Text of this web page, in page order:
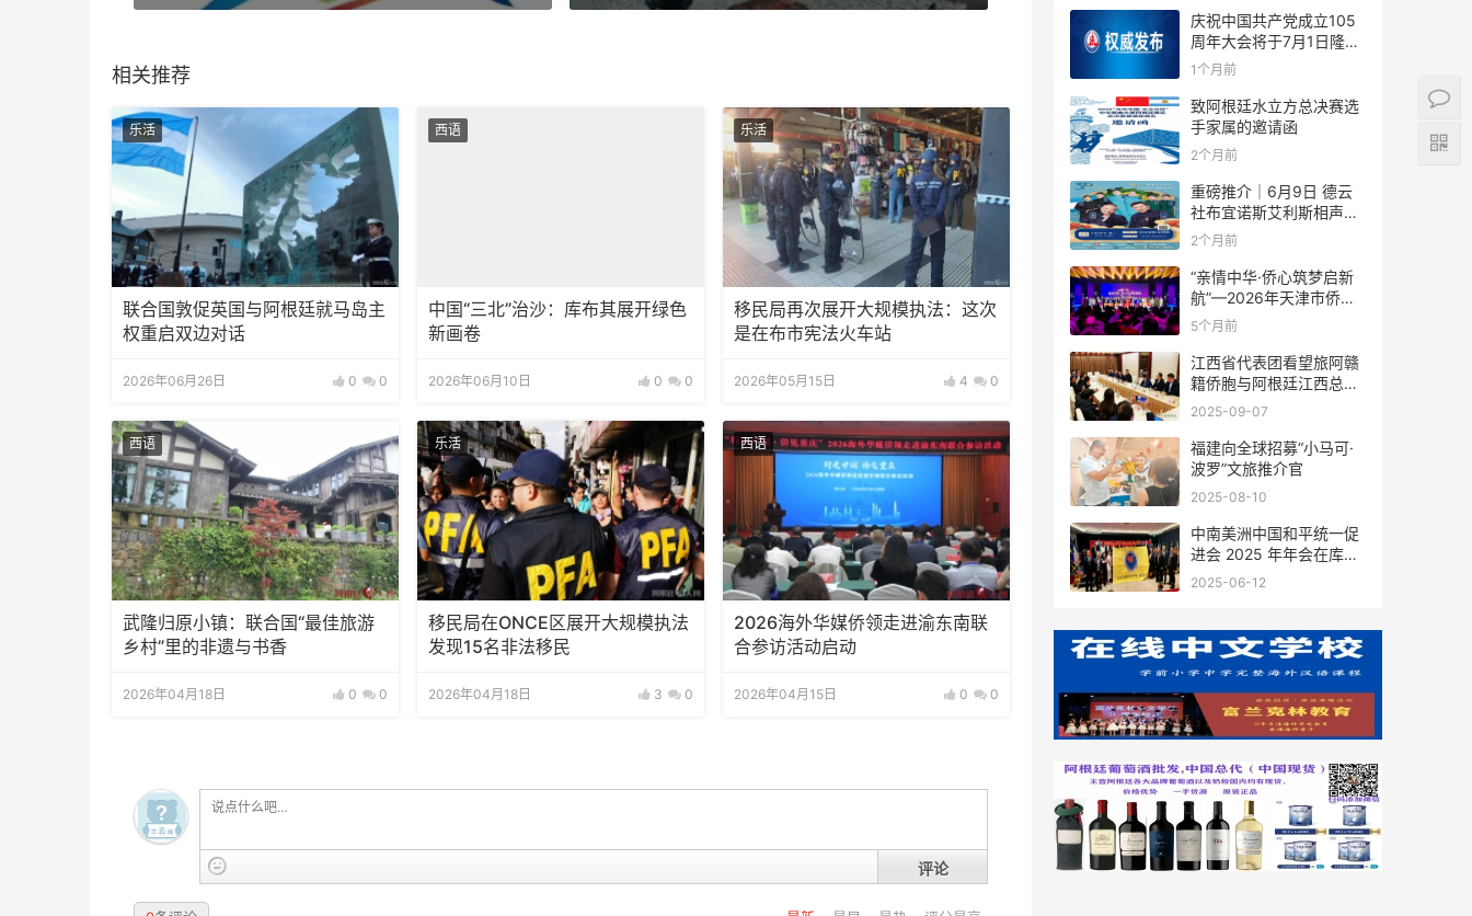
相关推荐
乐活
联合国敦促英国与阿根廷就马岛主
权重启双边对话
2026年06月26日 0 0
西语
中国“三北”治沙：库布其展开绿色
新画卷
2026年06月10日 0 0
乐活
移民局再次展开大规模执法：这次
是在布市宪法火车站
2026年05月15日 4 0
西语
武隆归原小镇：联合国“最佳旅游
乡村”里的非遗与书香
2026年04月18日 0 0
乐活
移民局在ONCE区展开大规模执法
发现15名非法移民
2026年04月18日 3 0
西语
2026海外华媒侨领走进渝东南联
合参访活动启动
2026年04月15日 0 0
评论
庆祝中国共产党成立105
周年大会将于7月1日隆重
举行
1个月前
致阿根廷水立方总决赛选
手家属的邀请函
2个月前
重磅推介｜6月9日 德云
社布宜诺斯艾利斯相声专
场！国风曲艺邂逅南美风
结！
2个月前
“亲情中华·侨心筑梦启新
航”—2026年天津市侨界
新春联谊活动成功举办
5个月前
江西省代表团看望旅阿赣
籍侨胞与阿根廷江西总商
会座谈
2025-09-07
福建向全球招募“小马可·
波罗”文旅推介官
2025-08-10
中南美洲中国和平统一促
进会 2025 年年会在库拉
索圆满举行，共绘反“独”
2025-06-12